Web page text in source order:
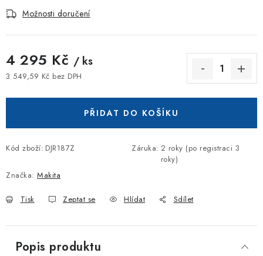
Možnosti doručení
4 295 Kč / ks
3 549,59 Kč bez DPH
PŘIDAT DO KOŠÍKU
Kód zboží: DJR187Z Záruka: 2 roky (po registraci 3
roky)
Značka: Makita
Tisk Zeptat se Hlídat Sdílet
Popis produktu